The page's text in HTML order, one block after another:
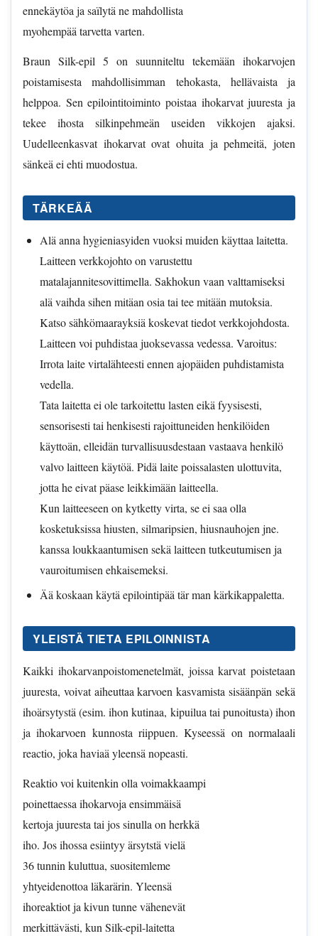
ennekäytöa ja saïlytä ne mahdollista
myohempää tarvetta varten.
Braun Silk-epil 5 on suunniteltu tekemään ihokarvojen
poistamisesta mahdollisimman tehokasta, hellävaista ja
helppoa. Sen epilointitoiminto poistaa ihokarvat juuresta ja
tekee ihosta silkinpehmeän useiden vikkojen ajaksi.
Uudelleenkasvat ihokarvat ovat ohuita ja pehmeitä, joten
sänkeä ei ehti muodostua.
TÄRKEÄÄ
Alä anna hygieniasyiden vuoksi muiden käyttaa laitetta.
Laitteen verkkojohto on varustettu
matalajannitesovittimella. Sakhokun vaan valttamiseksi
alä vaihda sihen mitäan osia tai tee mitään mutoksia.
Katso sähkömaarayksiä koskevat tiedot verkkojohdosta.
Laitteen voi puhdistaa juoksevassa vedessa. Varoitus:
Irrota laite virtalähteesti ennen ajopäiden puhdistamista
vedella.
Tata laitetta ei ole tarkoitettu lasten eikä fyysisesti,
sensorisesti tai henkisesti rajoittuneiden henkilöiden
käyttoän, elleidän turvallisuusdestaan vastaava henkilö
valvo laitteen käytöä. Pidä laite poissalasten ulottuvita,
jotta he eivat päase leikkimään laitteella.
Kun laitteeseen on kytketty virta, se ei saa olla
kosketuksissa hiusten, silmaripsien, hiusnauhojen jne.
kanssa loukkaantumisen sekä laitteen tutkeutumisen ja
vauroitumisen ehkaisemeksi.
Ää koskaan käytä epilointipää tär man kärkikappaletta.
YLEISTÄ TIETA EPILOINNISTA
Kaikki ihokarvanpoistomenetelmät, joissa karvat poistetaan
juuresta, voivat aiheuttaa karvoen kasvamista sisäänpän sekä
ihoärsytystä (esim. ihon kutinaa, kipuilua tai punoitusta) ihon
ja ihokarvoen kunnosta riippuen. Kyseessä on normalaali
reactio, joka haviaä yleensä nopeasti.
Reaktio voi kuitenkin olla voimakkaampi
poinettaessa ihokarvoja ensimmäisä
kertoja juuresta tai jos sinulla on herkkä
iho. Jos ihossa esiintyy ärsytstä vielä
36 tunnin kuluttua, suositemleme
yhtyeidenottoa läkarärin. Yleensä
ihoreaktiot ja kivun tunne vähenevät
merkittävästi, kun Silk-epil-laitetta